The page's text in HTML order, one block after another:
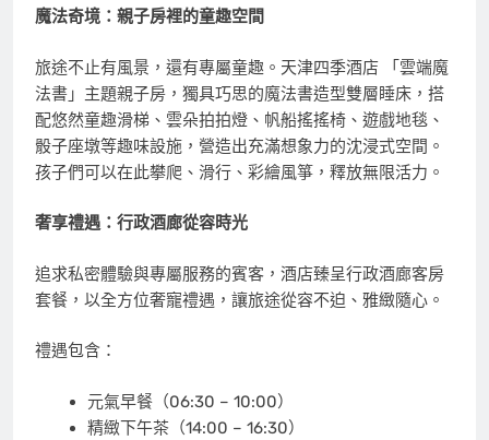
魔法奇境：親子房裡的童趣空間
旅途不止有風景，還有專屬童趣。天津四季酒店 「雲端魔
法書」主題親子房，獨具巧思的魔法書造型雙層睡床，搭
配悠然童趣滑梯、雲朵拍拍燈、帆船搖搖椅、遊戲地毯、
骰子座墩等趣味設施，營造出充滿想象力的沈浸式空間。
孩子們可以在此攀爬、滑行、彩繪風箏，釋放無限活力。
奢享禮遇：行政酒廊從容時光
追求私密體驗與專屬服務的賓客，酒店臻呈行政酒廊客房
套餐，以全方位奢寵禮遇，讓旅途從容不迫、雅緻隨心。
禮遇包含：
元氣早餐（06:30 – 10:00）
精緻下午茶（14:00 – 16:30）